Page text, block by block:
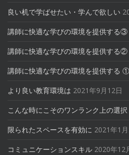
良い机で学ばせたい・学んで欲しい
講師に快適な学びの環境を提供する③
講師に快適な学びの環境を提供する②
講師に快適な学びの環境を提供する ①
より良い教育環境は 2021年9月12日
こんな時にこそのワンランク上の選択
限られたスペースを有効に 2021年1
コミュニケーションスキル 2020年12